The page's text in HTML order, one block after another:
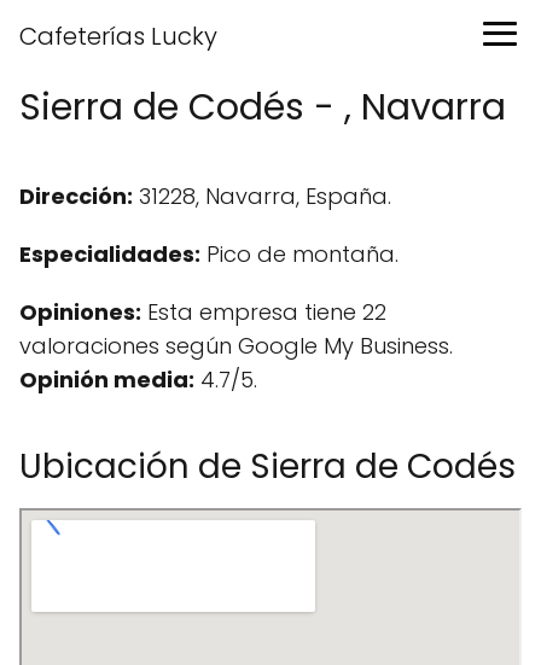
Cafeterías Lucky
Sierra de Codés - , Navarra
Dirección: 31228, Navarra, España.
Especialidades: Pico de montaña.
Opiniones: Esta empresa tiene 22
valoraciones según Google My Business.
Opinión media: 4.7/5.
Ubicación de Sierra de Codés